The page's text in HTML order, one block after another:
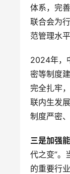
体系，完
联合会为
范管理水
2024年，
密等制度
完全扎牢
联内生发
制度严密
三是加强
代之变”。
的重要行